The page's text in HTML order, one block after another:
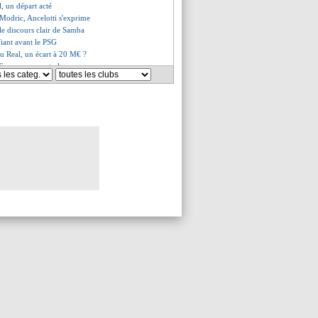
un départ acté
Ancelotti s'exprime
discours clair de Samba
avant le PSG
Real, un écart à 20 M€ ?
en veut plus
confirmé pour Barcola